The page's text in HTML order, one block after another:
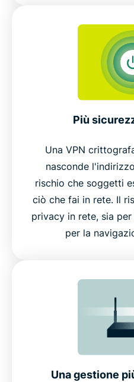
Più
Una VPN
nasconde
rischio che soggetti
ciò che fai in rete. Il
privacy in rete, sia
per la
Una gestione